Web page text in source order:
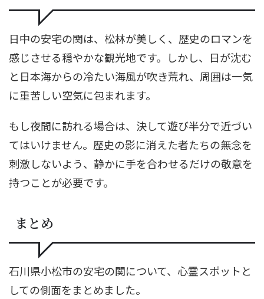
日中の安宅の関は、松林が美しく、歴史のロマンを
感じさせる穏やかな観光地です。しかし、日が沈む
と日本海からの冷たい海風が吹き荒れ、周囲は一気
に重苦しい空気に包まれます。
もし夜間に訪れる場合は、決して遊び半分で近づい
てはいけません。歴史の影に消えた者たちの無念を
刺激しないよう、静かに手を合わせるだけの敬意を
持つことが必要です。
まとめ
石川県小松市の安宅の関について、心霊スポットと
しての側面をまとめました。